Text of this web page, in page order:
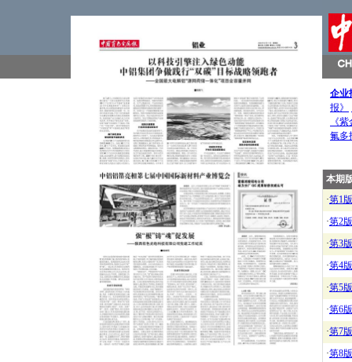
企业
报》
《
氟多
本期
·第1版
·第2版
·第3版
·第4版
·第5版
·第6版
·第7版
·第8版